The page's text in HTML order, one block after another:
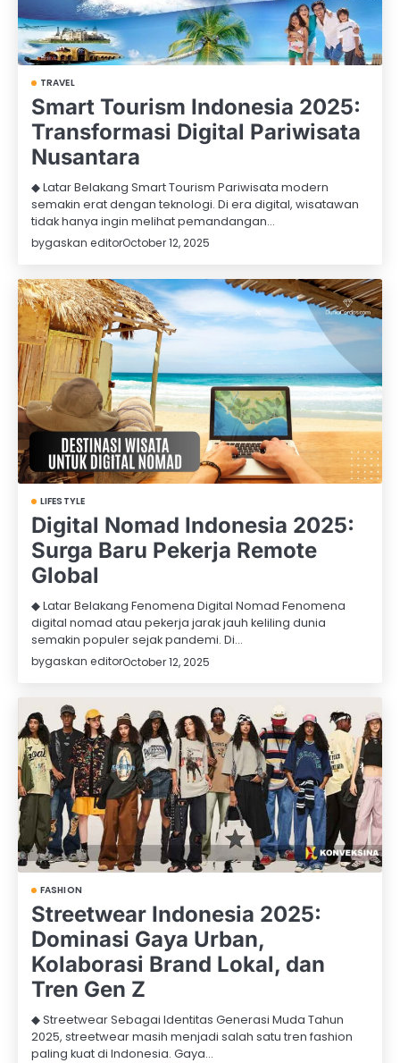
TRAVEL
Smart Tourism Indonesia 2025:
Transformasi Digital Pariwisata
Nusantara
◆ Latar Belakang Smart Tourism Pariwisata modern
semakin erat dengan teknologi. Di era digital, wisatawan
tidak hanya ingin melihat pemandangan…
bygaskan editorOctober 12, 2025
LIFESTYLE
Digital Nomad Indonesia 2025:
Surga Baru Pekerja Remote
Global
◆ Latar Belakang Fenomena Digital Nomad Fenomena
digital nomad atau pekerja jarak jauh keliling dunia
semakin populer sejak pandemi. Di…
bygaskan editorOctober 12, 2025
FASHION
Streetwear Indonesia 2025:
Dominasi Gaya Urban,
Kolaborasi Brand Lokal, dan
Tren Gen Z
◆ Streetwear Sebagai Identitas Generasi Muda Tahun
2025, streetwear masih menjadi salah satu tren fashion
paling kuat di Indonesia. Gaya…